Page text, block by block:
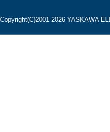
Copyright(C)2001‐2026 YASKAWA